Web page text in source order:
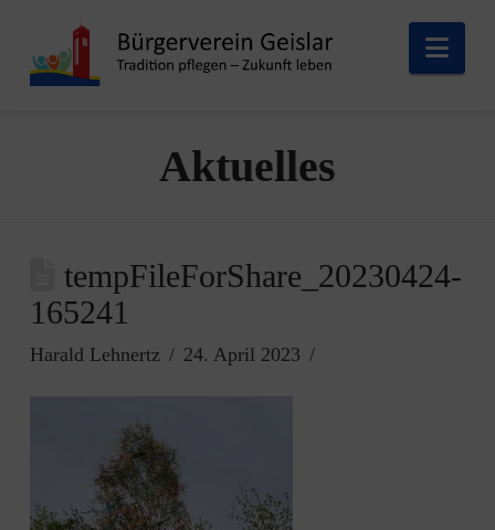
Aktuelles
tempFileForShare_20230424-
165241
Harald Lehnertz 24. April 2023